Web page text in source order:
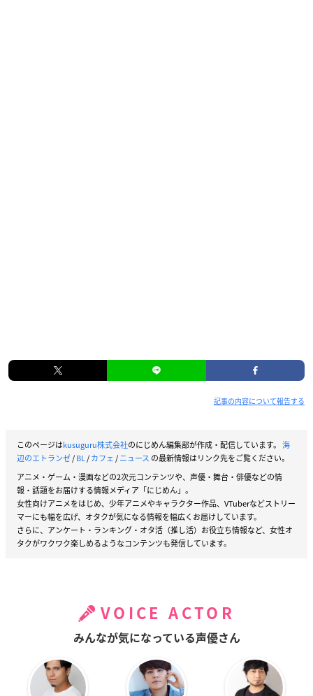
記事の内容について報告する
このページはkusuguru株式会社のにじめん編集部が作成・配信しています。 海
辺のエトランゼ/BL/カフェ/ニュース の最新情報はリンク先をご覧ください。
アニメ・ゲーム・漫画などの2次元コンテンツや、声優・舞台・俳優などの情
報・話題をお届けする情報メディア「にじめん」。
女性向けアニメをはじめ、少年アニメやキャラクター作品、VTuberなどストリー
マーにも幅を広げ、オタクが気になる情報を幅広くお届けしています。
さらに、アンケート・ランキング・オタ活（推し活）お役立ち情報など、女性オ
タクがワクワク楽しめるようなコンテンツも発信しています。
VOICE ACTOR
みんなが気になっている声優さん